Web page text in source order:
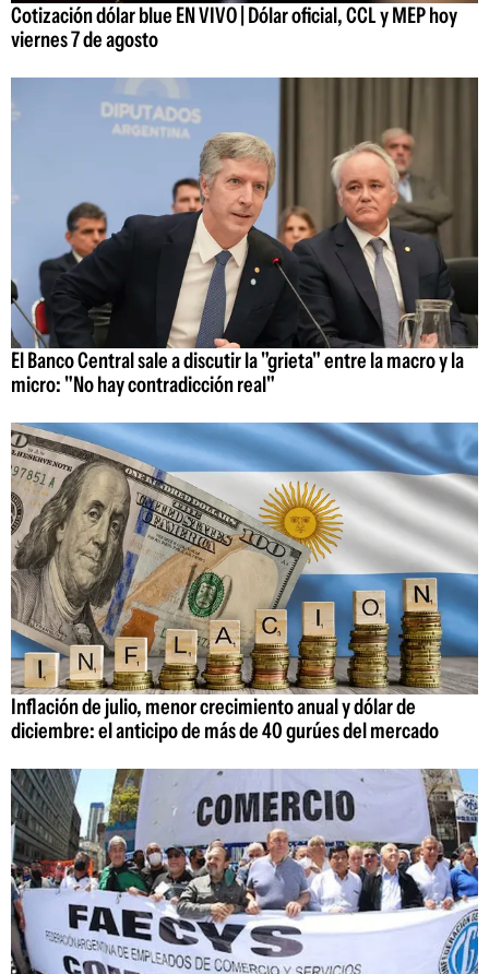
Cotización dólar blue EN VIVO | Dólar oficial, CCL y MEP hoy
viernes 7 de agosto
El Banco Central sale a discutir la "grieta" entre la macro y la
micro: "No hay contradicción real"
Inflación de julio, menor crecimiento anual y dólar de
diciembre: el anticipo de más de 40 gurúes del mercado